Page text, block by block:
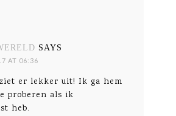
SAYS
AT 06:36
ziet er lekker uit! Ik ga hem
proberen als ik
heb.